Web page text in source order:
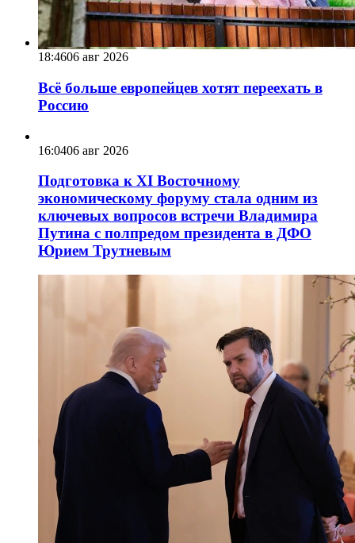
18:4606 авг 2026
Всё больше европейцев хотят переехать в
Россию
16:0406 авг 2026
Подготовка к XI Восточному
экономическому форуму стала одним из
ключевых вопросов встречи Владимира
Путина с полпредом президента в ДФО
Юрием Трутневым